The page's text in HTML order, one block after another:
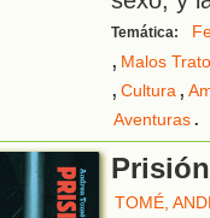
Temática:
, Malos
, Cultura,
Aventuras.
TOMÉ,